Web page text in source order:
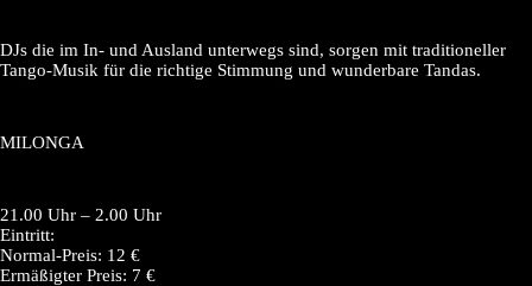
DJs die im In- und Ausland unterwegs sind, sorgen mit traditioneller
Tango-Musik für die richtige Stimmung und wunderbare Tandas.
MILONGA
21.00 Uhr – 2.00 Uhr
Eintritt:
Normal-Preis: 12 €
Ermäßigter Preis: 7 €